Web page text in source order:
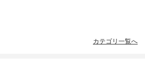
カテゴリ一覧へ